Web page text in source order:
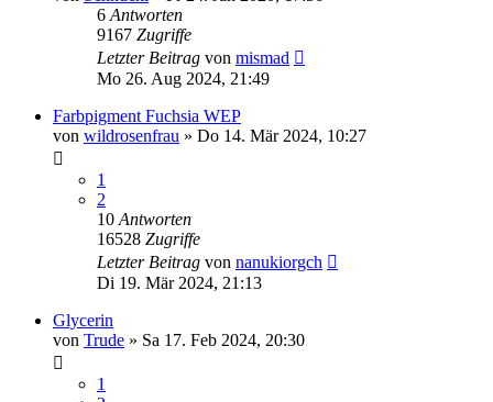
6 Antworten
9167 Zugriffe
Letzter Beitrag von mismad
Mo 26. Aug 2024, 21:49
Farbpigment Fuchsia WEP
von wildrosenfrau » Do 14. Mär 2024, 10:27
1
2
10 Antworten
16528 Zugriffe
Letzter Beitrag von nanukiorgch
Di 19. Mär 2024, 21:13
Glycerin
von Trude » Sa 17. Feb 2024, 20:30
1